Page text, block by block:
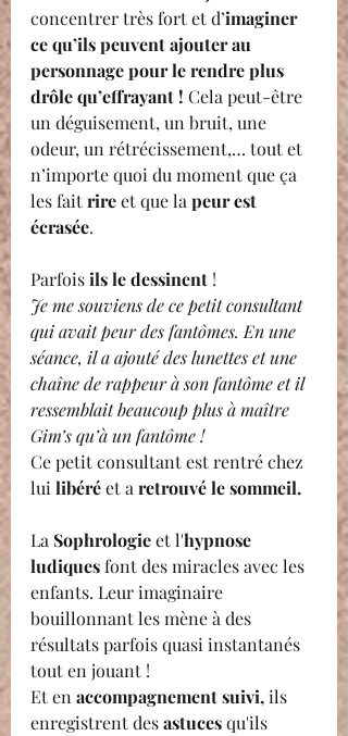
concentrer très fort et d’imaginer
ce qu’ils peuvent ajouter au
personnage pour le rendre plus
drôle qu’effrayant ! Cela peut-être
un déguisement, un bruit, une
odeur, un rétrécissement,… tout et
n’importe quoi du moment que ça
les fait rire et que la peur est
écrasée.
Parfois ils le dessinent !
Je me souviens de ce petit consultant
qui avait peur des fantômes. En une
séance, il a ajouté des lunettes et une
chaîne de rappeur à son fantôme et il
ressemblait beaucoup plus à maître
Gim’s qu’à un fantôme !
Ce petit consultant est rentré chez
lui libéré et a retrouvé le sommeil.
La Sophrologie et l'hypnose
ludiques font des miracles avec les
enfants. Leur imaginaire
bouillonnant les mène à des
résultats parfois quasi instantanés
tout en jouant !
Et en accompagnement suivi, ils
enregistrent des astuces qu'ils